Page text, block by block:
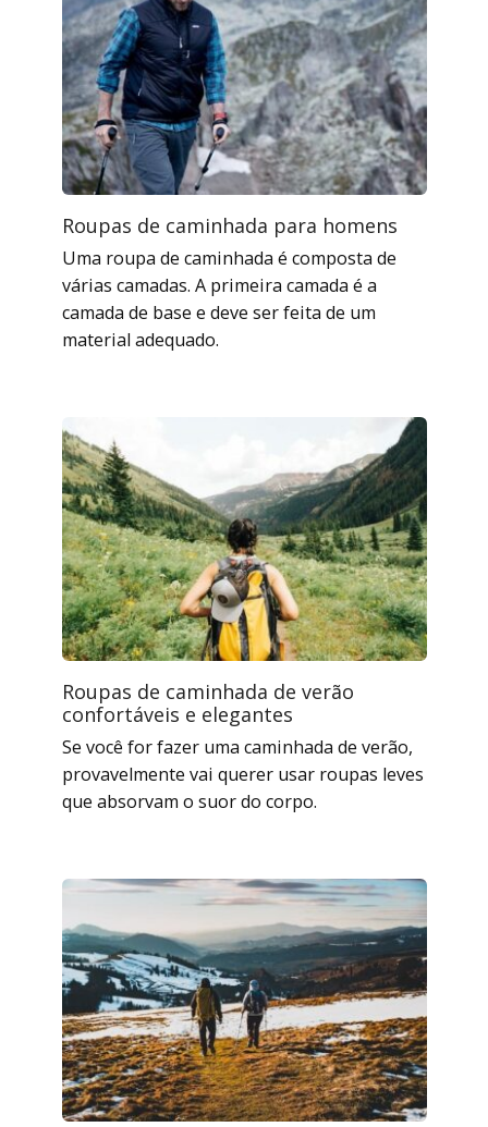
Roupas de caminhada para homens
Uma roupa de caminhada é composta de
várias camadas. A primeira camada é a
camada de base e deve ser feita de um
material adequado.
Roupas de caminhada de verão
confortáveis ​​e elegantes
Se você for fazer uma caminhada de verão,
provavelmente vai querer usar roupas leves
que absorvam o suor do corpo.